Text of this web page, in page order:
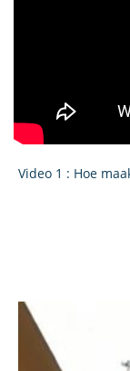
Video 1 : Hoe